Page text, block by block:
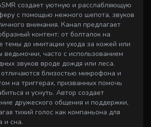
создает уютную и расслабляющую
с помощью нежного шепота, звуков
внимания. Канал предлагает
контент: от болталок на
темы до имитации ухода за кожей или
ведьмочки, часто с использованием
звуков вроде дождя или леса.
близостью микрофона и
на триггерах, призванных помочь
и уснуть. Автор создает
дружеского общения и поддержки,
тихий голос как компаньона для
и сна.